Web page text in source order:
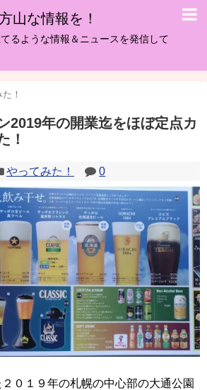
山な情報を！
るような情報＆ニュースを発信して
！
2019年の開業迄をほぼ定点カ
！
やってみた！ 0
０１９年の札幌の中心部の大通公園